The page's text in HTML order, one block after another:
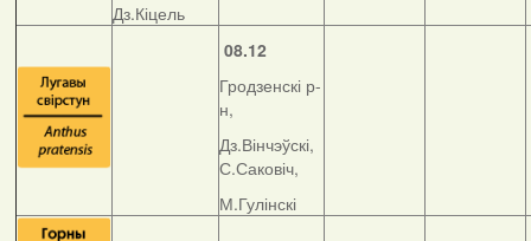
Дз.Кіцель
08.12
Гродзенскі р-
н,
Дз.Вінчэўскі,
С.Саковіч,
М.Гулінскі